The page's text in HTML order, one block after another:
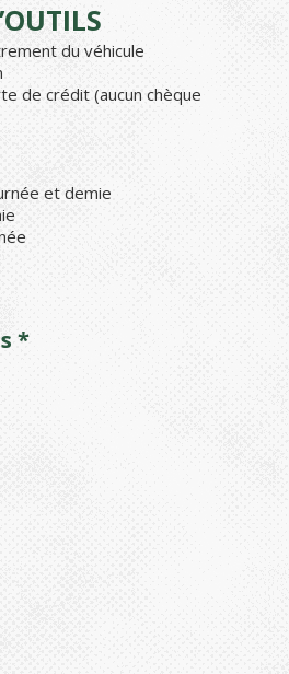
du véhicule
de crédit (aucun chèque
et demie
*